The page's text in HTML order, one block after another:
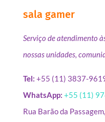
sala gamer
Serviço de atendimento
nossas unidades,
Tel: +55 (11) 3837-
WhatsApp: +55 (11)
Rua Barão da